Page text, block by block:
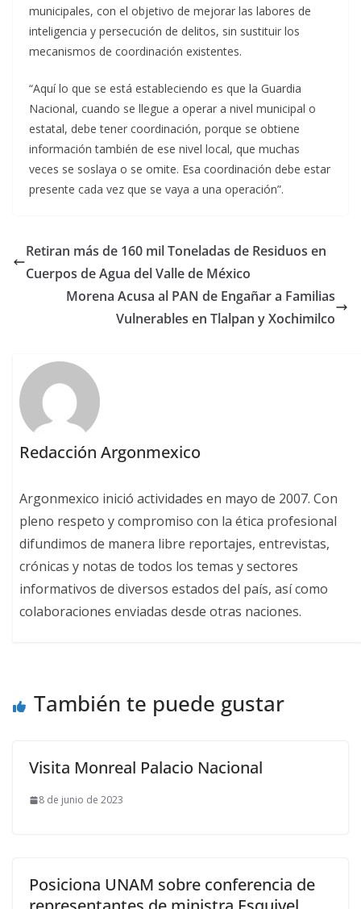
municipales, con el objetivo de mejorar las labores de
inteligencia y persecución de delitos, sin sustituir los
mecanismos de coordinación existentes.
“Aquí lo que se está estableciendo es que la Guardia
Nacional, cuando se llegue a operar a nivel municipal o
estatal, debe tener coordinación, porque se obtiene
información también de ese nivel local, que muchas
veces se soslaya o se omite. Esa coordinación debe estar
presente cada vez que se vaya a una operación”.
Retiran más de 160 mil Toneladas de Residuos en
Cuerpos de Agua del Valle de México
Morena Acusa al PAN de Engañar a Familias
Vulnerables en Tlalpan y Xochimilco
Redacción Argonmexico
Argonmexico inició actividades en mayo de 2007. Con
pleno respeto y compromiso con la ética profesional
difundimos de manera libre reportajes, entrevistas,
crónicas y notas de todos los temas y sectores
informativos de diversos estados del país, así como
colaboraciones enviadas desde otras naciones.
También te puede gustar
Visita Monreal Palacio Nacional
8 de junio de 2023
Posiciona UNAM sobre conferencia de